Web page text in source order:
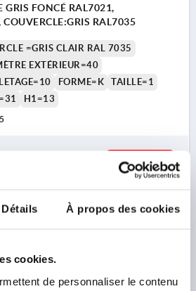
Détails À propos des cookies
cookies.
de personnaliser le contenu
GRIS FONCÉ RAL7021,
RAL7035
=GRIS CLAIR RAL 7035
EXTÉRIEUR=40
FORME=K
TAILLE=1
H1=13
DÉTAILS